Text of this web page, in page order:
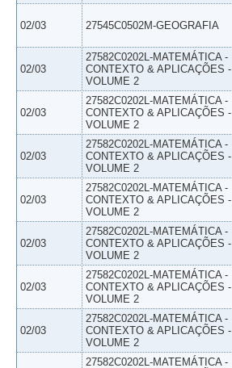
02/03 27545C0502M-GEOGRAFIA
02/03
27582C0202L-MATEMÁTICA -
CONTEXTO & APLICAÇÕES -
VOLUME 2
02/03
27582C0202L-MATEMÁTICA -
CONTEXTO & APLICAÇÕES -
VOLUME 2
02/03
27582C0202L-MATEMÁTICA -
CONTEXTO & APLICAÇÕES -
VOLUME 2
02/03
27582C0202L-MATEMÁTICA -
CONTEXTO & APLICAÇÕES -
VOLUME 2
02/03
27582C0202L-MATEMÁTICA -
CONTEXTO & APLICAÇÕES -
VOLUME 2
02/03
27582C0202L-MATEMÁTICA -
CONTEXTO & APLICAÇÕES -
VOLUME 2
02/03
27582C0202L-MATEMÁTICA -
CONTEXTO & APLICAÇÕES -
VOLUME 2
27582C0202L-MATEMÁTICA -